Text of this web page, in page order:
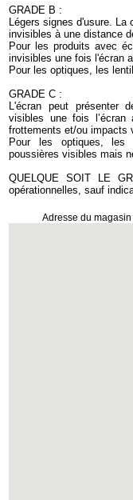
GRADE B :
Légers signes d'usure. La
invisibles à une distance
Pour les produits avec
invisibles une fois l'écran
Pour les optiques, les
GRADE C :
L'écran peut présenter
visibles une fois
frottements et/ou impacts
Pour les optiques, les
poussières visibles mais
QUELQUE SOIT LE
opérationnelles, sauf
Adresse du